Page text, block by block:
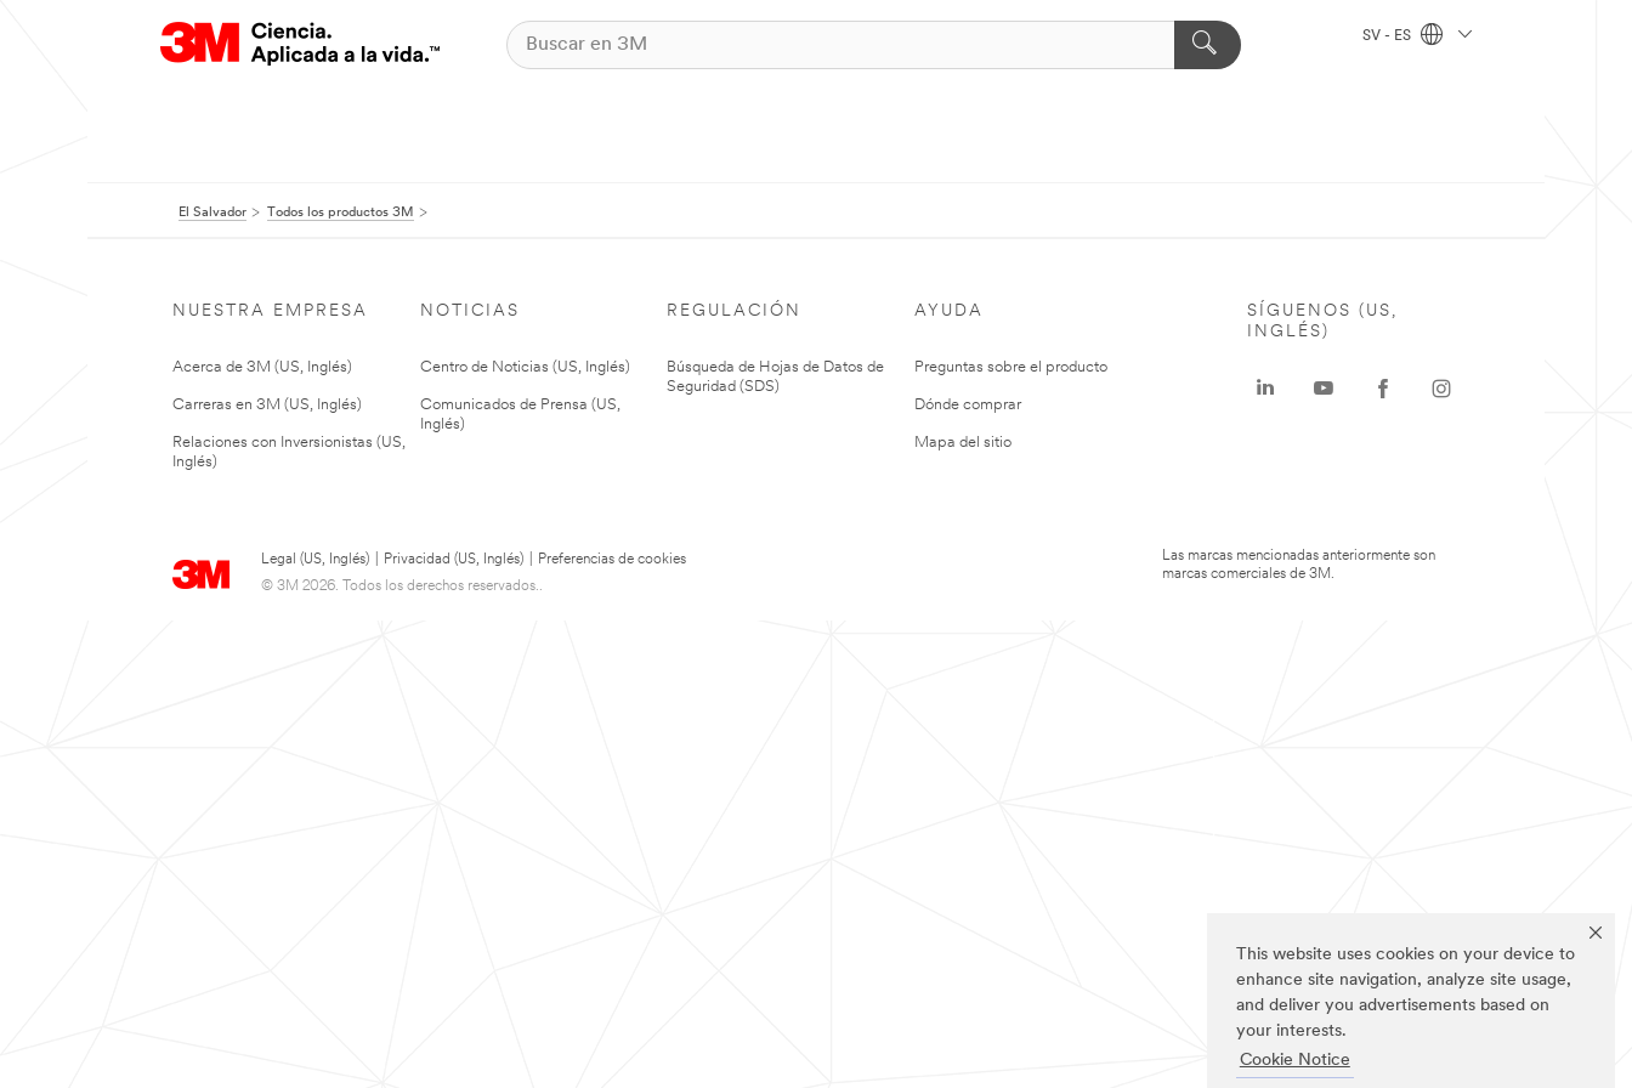
This website uses cookies on your device to
enhance site navigation, analyze site usage,
and deliver you advertisements based on
your interests.
Cookie Notice
SV - ES
El Salvador Todos los productos 3M
NUESTRA EMPRESA
Acerca de 3M (US, Inglés)
Carreras en 3M (US, Inglés)
Relaciones con Inversionistas (US,
Inglés)
NOTICIAS
Centro de Noticias (US, Inglés)
Comunicados de Prensa (US,
Inglés)
REGULACIÓN
Búsqueda de Hojas de Datos de
Seguridad (SDS)
AYUDA
Preguntas sobre el producto
Dónde comprar
Mapa del sitio
Legal (US, Inglés) Privacidad (US, Inglés)
Preferencias de cookies
© 3M 2026. Todos los derechos reservados..
SÍGUENOS (US,
INGLÉS)
Las marcas mencionadas anteriormente son
marcas comerciales de 3M.